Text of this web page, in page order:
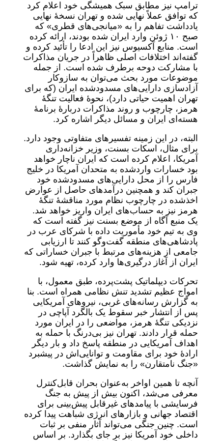
ترامپ نیز مطابق سبک همیشگی خود اعلام کرد
که توافق عملاً نهایی شده و تهران نسخۀ نهایی
یادداشت تفاهم را به «میانجی‌های قطری» که
صبح ۱۰ ژوئن وارد ایران شده بودند، ارائه کرده
است. منابع آکسیوس نیز این ادعا را تأئید کرده و
گفته‌اند اختلافات اصلی ظاهراً در جریان مذاکرات
با مشارکت دوحه برطرف شده است. از جمله
موضوعات مورد بحث می‌توان به سازوکار
آزادسازی دارایی‌های مسدودشده ایران (که برای
تهران اهمیت حیاتی دارد)، نحوۀ فعالیت تنگۀ
هرمز، چارچوب و روند مذاکرات دربارۀ برنامۀ
هسته‌ای ایران و مسائل دیگر اشاره کرد.
البته، در این زمینه تفسیرهای متفاوتی وجود دارد.
برای مثال، اسکات بسنت، وزیر خزانه‌داری
آمریکا، اعلام کرده است که ایران ناچار خواهد
بود خسارات واردشده به متحدان آمریکا در خلیج
فارس را از محل دارایی‌های مسدودشده خود
جبران کند و همچنین درآمدهای حاصل از عوارض
اخذشده در چارچوب نظام مورد مناقشۀ تنگۀ
هرمز نیز به حساب‌های ایران واریز خواهد شد.
یک منبع آگاه از موضع بسنت نیز گفته است که
وی به تیم خود مأموریت داده با شرکای عرب در
پادشاهی‌های منطقه گفت‌وگو کنند تا ارزیابی
جامعی از هزینه‌های مرتبط با جبران خساراتی که
ایران از آغاز درگیری‌ها وارد کرده، تهیه شود.
تحرکات دیپلماتیک پشت‌پرده، طبق معمول، با
امواج عظیم تشدید تنش نظامی همراه است. بنا
به گزارش رسانه‌های غربی، نیروهای آمریکایی
پس از انتشار خبر سقوط یک بالگرد آپاچی در
نزدیکی تنگۀ هرمز، مواضعی را در ایران مورد
حمله قرار دادند. تهران نیز بی‌درنگ با حمله به
اهداف آمریکایی در منطقه پاسخ داد و بار دیگر
ارادۀ خود برای مقاومت و توانایی‌اش در پیشبرد
«جنگ نامتقارن» را به نمایش گذاشت.
آنچه تا همین اواخر به‌عنوان بحران قابل‌کنترل
معرفی می‌شد، اکنون بیش از پیش به جنگ
فرسایشی با پیامدهای غیرقابل پیش‌بینی برای
اقتصاد جهانی و بازارهای انرژی شباهت پیدا کرده
است. چنین جنگی می‌تواند آثار منفی بر ثبات
داخلی خود آمریکا نیز بر جای بگذارد. بر اساس